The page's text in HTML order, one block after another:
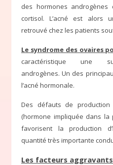
des hormones
cortisol. L’acné est alors
retrouvé chez les patients
Le syndrome des ovaires
caractéristique une
androgènes. Un des
l’acné hormonale.
Des défauts de
(hormone impliquée dans
favorisent la production
quantité très importante
Les facteurs aggravants